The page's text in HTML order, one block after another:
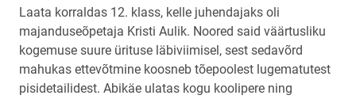
Laata korraldas 12. klass, kelle juhendajaks oli
majanduseõpetaja Kristi Aulik. Noored said väärtusliku
kogemuse suure ürituse läbiviimisel, sest sedavõrd
mahukas ettevõtmine koosneb tõepoolest lugematutest
pisidetailidest. Abikäe ulatas kogu koolipere ning